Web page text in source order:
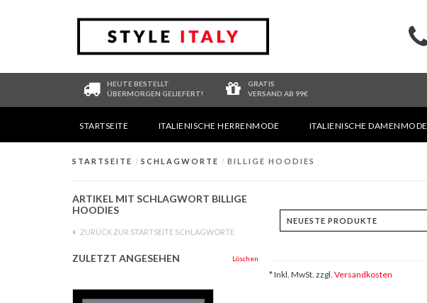
HEUTE BESTELLT
ÜBERMORGEN GELIEFERT!
GRATIS
VERSAND AB 99€
STARTSEITE ITALIENISCHE HERRENMODE ITALIENISCHE DAMENMODE
STARTSEITE / SCHLAGWORTE / BILLIGE HOODIES
ARTIKEL MIT SCHLAGWORT BILLIGE
HOODIES
ZURÜCK ZUR STARTSEITE SCHLAGWORTE
ZULETZT ANGESEHEN Löschen
* Inkl. MwSt. zzgl. Versandkosten